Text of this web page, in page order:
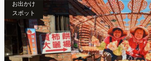
お出かけ
スポット